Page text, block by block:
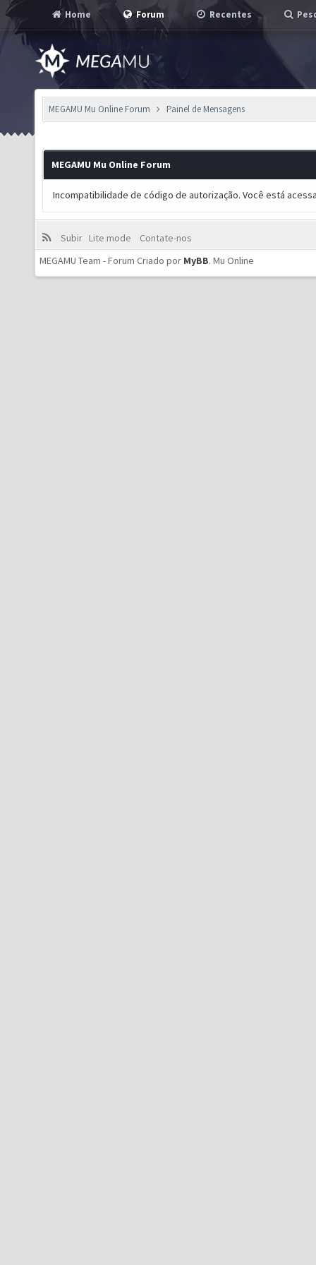
Home Forum Recentes
MEGAMU Mu Online Forum Painel de Mensagens
MEGAMU Mu Online Forum
Incompatibilidade de código de autorização. Você está
Subir Lite mode
Contate-nos
MEGAMU Team - Forum Criado por MyBB. Mu Online